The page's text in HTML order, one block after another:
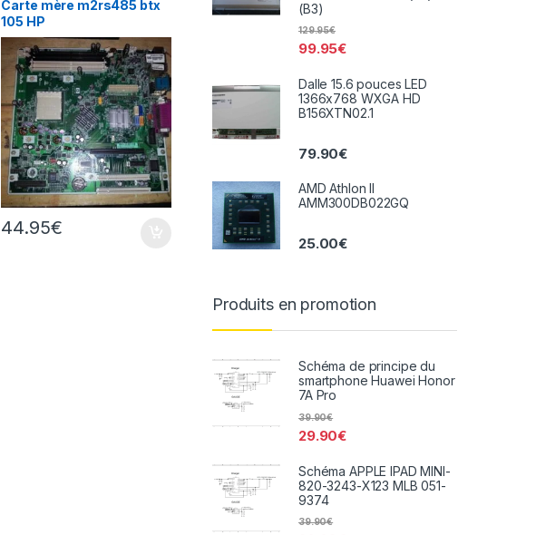
Carte mère m2rs485 btx
105 HP
44.95€
(B3)
99.95€
129.95€
Dalle 15.6 pouces LED
1366x768 WXGA HD
B156XTN02.1
79.90€
AMD Athlon II
AMM300DB022GQ
25.00€
Produits en promotion
Schéma de principe du
smartphone Huawei Honor
7A Pro
29.90€
39.90€
Schéma APPLE IPAD MINI-
820-3243-X123 MLB 051-
9374
39.90€